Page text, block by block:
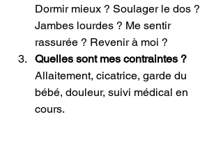
Dormir mieux ? Soulager le dos ?
Jambes lourdes ? Me sentir
rassurée ? Revenir à moi ?
Quelles sont mes contraintes ?
Allaitement, cicatrice, garde du
bébé, douleur, suivi médical en
cours.